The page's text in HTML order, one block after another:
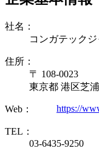
社名：
コンガテックジ
住所：
〒 108-0023
東京都 港区芝
Web： https://
TEL：
03-6435-9250